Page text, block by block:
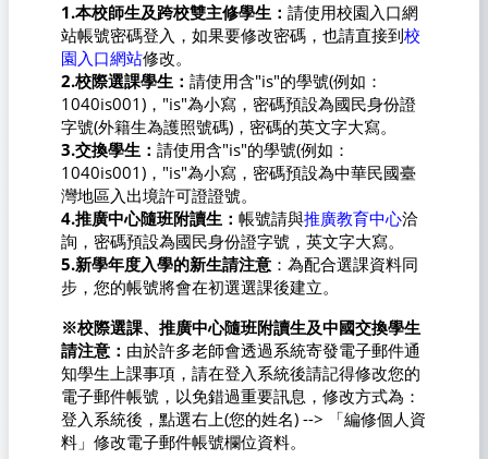
1.本校師生及跨校雙主修學生： 請使用校園入口網
站帳號密碼登入，如果要修改密碼，也請直接到校
園入口網站修改。
2.校際選課學生： 請使用含"is"的學號(例如：
1040is001)，"is"為小寫，密碼預設為國民身份證
字號(外籍生為護照號碼)，密碼的英文字大寫。
3.交換學生： 請使用含"is"的學號(例如：
1040is001)，"is"為小寫，密碼預設為中華民國臺
灣地區入出境許可證證號。
4.推廣中心隨班附讀生： 帳號請與推廣教育中心洽
詢，密碼預設為國民身份證字號，英文字大寫。
5.新學年度入學的新生請注意 ：為配合選課資料同
步，您的帳號將會在初選選課後建立。
※校際選課、推廣中心隨班附讀生及中國交換學生
請注意： 由於許多老師會透過系統寄發電子郵件通
知學生上課事項，請在登入系統後請記得修改您的
電子郵件帳號，以免錯過重要訊息，修改方式為：
登入系統後，點選右上(您的姓名) --> 「編修個人資
料」修改電子郵件帳號欄位資料。